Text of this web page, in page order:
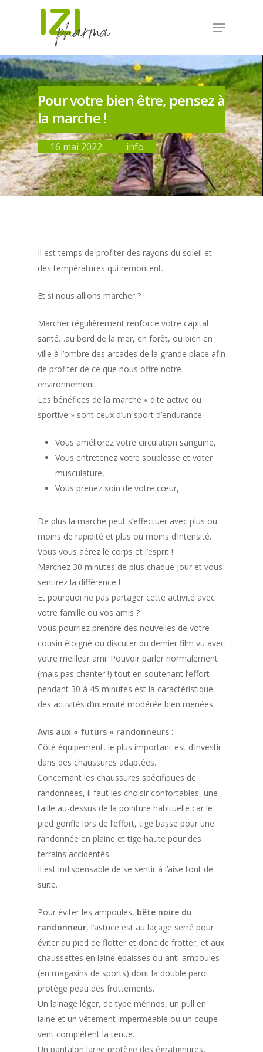
Pour votre bien être, pensez à
la marche !
16 mai 2022 info
Il est temps de profiter des rayons du soleil et
des températures qui remontent.
Et si nous allions marcher ?
Marcher régulièrement renforce votre capital
santé…au bord de la mer, en forêt, ou bien en
ville à l’ombre des arcades de la grande place afin
de profiter de ce que nous offre notre
environnement.
Les bénéfices de la marche « dite active ou
sportive » sont ceux d’un sport d’endurance :
Vous améliorez votre circulation sanguine,
Vous entretenez votre souplesse et voter
musculature,
Vous prenez soin de votre cœur,
De plus la marche peut s’effectuer avec plus ou
moins de rapidité et plus ou moins d’intensité.
Vous vous aérez le corps et l’esprit !
Marchez 30 minutes de plus chaque jour et vous
sentirez la différence !
Et pourquoi ne pas partager cette activité avec
votre famille ou vos amis ?
Vous pourriez prendre des nouvelles de votre
cousin éloigné ou discuter du dernier film vu avec
votre meilleur ami. Pouvoir parler normalement
(mais pas chanter !) tout en soutenant l’effort
pendant 30 à 45 minutes est la caractéristique
des activités d’intensité modérée bien menées.
Avis aux « futurs » randonneurs :
Côté équipement, le plus important est d’investir
dans des chaussures adaptées.
Concernant les chaussures spécifiques de
randonnées, il faut les choisir confortables, une
taille au-dessus de la pointure habituelle car le
pied gonfle lors de l’effort, tige basse pour une
randonnée en plaine et tige haute pour des
terrains accidentés.
Il est indispensable de se sentir à l’aise tout de
suite.
Pour éviter les ampoules, bête noire du
randonneur, l’astuce est au laçage serré pour
éviter au pied de flotter et donc de frotter, et aux
chaussettes en laine épaisses ou anti-ampoules
(en magasins de sports) dont la double paroi
protège peau des frottements.
Un lainage léger, de type mérinos, un pull en
laine et un vêtement imperméable ou un coupe-
vent complètent la tenue.
Un pantalon large protège des égratignures,